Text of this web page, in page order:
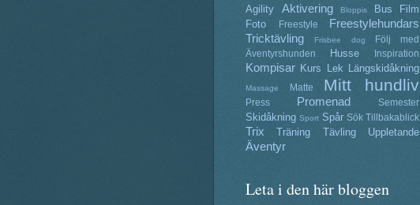
Agility Aktivering Bloppis Bus
Film
Foto
Freestyle
Freestylehundars
Tricktävling
Frisbee dog
Följ med
Äventyrshunden
Husse Inspiration
Kompisar Kurs Lek Längskidåkning
Massage Matte Mitt hundliv
Press Promenad Semester
Skidåkning Sport Spår Sök Tillbakablick
Trix Träning Tävling Uppletande
Äventyr
Leta i den här bloggen